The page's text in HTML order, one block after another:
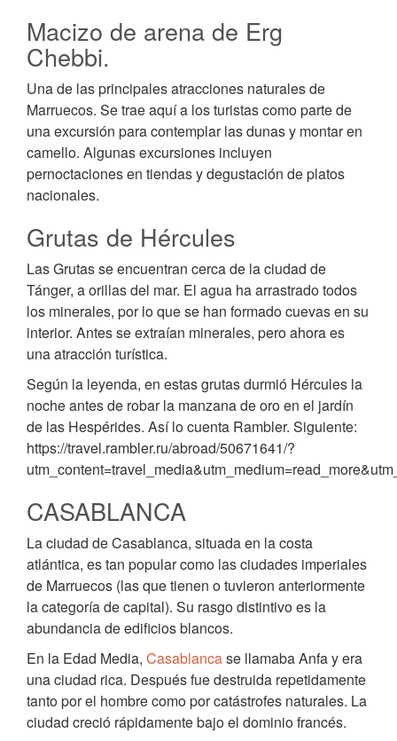
Macizo de arena de Erg
Chebbi.
Una de las principales atracciones naturales de
Marruecos. Se trae aquí a los turistas como parte de
una excursión para contemplar las dunas y montar en
camello. Algunas excursiones incluyen
pernoctaciones en tiendas y degustación de platos
nacionales.
Grutas de Hércules
Las Grutas se encuentran cerca de la ciudad de
Tánger, a orillas del mar. El agua ha arrastrado todos
los minerales, por lo que se han formado cuevas en su
interior. Antes se extraían minerales, pero ahora es
una atracción turística.
Según la leyenda, en estas grutas durmió Hércules la
noche antes de robar la manzana de oro en el jardín
de las Hespérides. Así lo cuenta Rambler. Siguiente:
https://travel.rambler.ru/abroad/50671641/?
CASABLANCA
La ciudad de Casablanca, situada en la costa
atlántica, es tan popular como las ciudades imperiales
de Marruecos (las que tienen o tuvieron anteriormente
la categoría de capital). Su rasgo distintivo es la
abundancia de edificios blancos.
En la Edad Media, Casablancase llamaba Anfa y era
una ciudad rica. Después fue destruida repetidamente
tanto por el hombre como por catástrofes naturales. La
ciudad creció rápidamente bajo el dominio francés.